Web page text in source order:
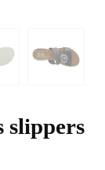
slippers